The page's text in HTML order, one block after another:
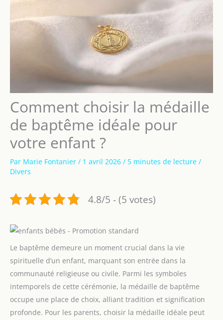
Comment choisir la médaille
de baptême idéale pour
votre enfant ?
Par Marie Fontanier / 1 avril 2026 / 5 minutes de lecture /
Divers
4.8/5 - (5 votes)
Le baptême demeure un moment crucial dans la vie
spirituelle d’un enfant, marquant son entrée dans la
communauté religieuse ou civile. Parmi les symboles
intemporels de cette cérémonie, la médaille de baptême
occupe une place de choix, alliant tradition et signification
profonde. Pour les parents, choisir la médaille idéale peut